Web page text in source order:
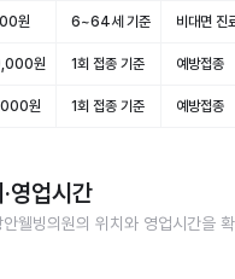
원 6~64세 기준 비대면 진
원 1회 접종 기준 예방접종
원 1회 접종 기준 예방접종
영업시간
안웰빙의원의 위치와 영업시간을